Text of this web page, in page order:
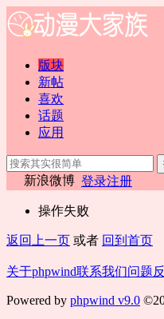
版块
新帖
喜欢
话题
应用
新浪微博 登录注册
操作失败
返回上一页 或者 回到首页
关于phpwind联系我们问题
Powered by phpwind v9.0